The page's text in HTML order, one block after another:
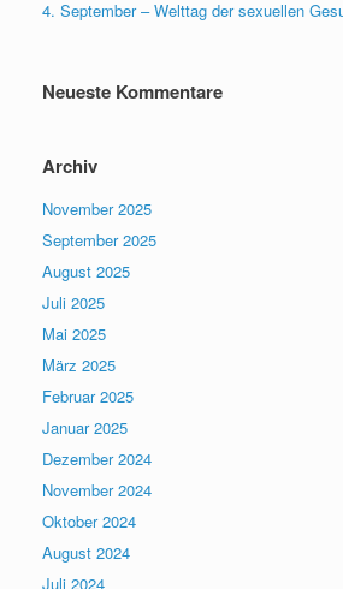
4. September – Welttag der sexuellen
Neueste Kommentare
Archiv
November 2025
September 2025
August 2025
Juli 2025
Mai 2025
März 2025
Februar 2025
Januar 2025
Dezember 2024
November 2024
Oktober 2024
August 2024
Juli 2024